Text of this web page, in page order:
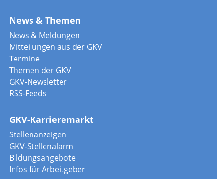
News & Themen
News & Meldungen
Mitteilungen aus der GKV
Termine
Themen der GKV
GKV-Newsletter
RSS-Feeds
GKV-Karrieremarkt
Stellenanzeigen
GKV-Stellenalarm
Bildungsangebote
Infos für Arbeitgeber